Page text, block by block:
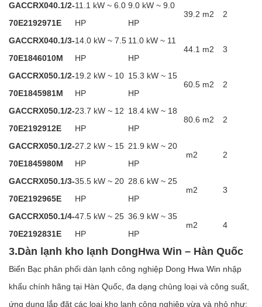
GACCRX040.1/2-
70E2192971E
11.1 kW ~ 6.0
HP
9.0 kW ~ 9.0
HP
39.2 m2 2
GACCRX040.1/3-
70E1846010M
14.0 kW ~ 7.5
HP
11.0 kW ~ 11
HP
44.1 m2 3
GACCRX050.1/2-
70E1845981M
19.2 kW ~ 10
HP
15.3 kW ~ 15
HP
60.5 m2 2
GACCRX050.1/2-
70E2192912E
23.7 kW ~ 12
HP
18.4 kW ~ 18
HP
80.6 m2 2
GACCRX050.1/2-
70E1845980M
27.2 kW ~ 15
HP
21.9 kW ~ 20
HP
m2 2
GACCRX050.1/3-
70E2192965E
35.5 kW ~ 20
HP
28.6 kW ~ 25
HP
m2 3
GACCRX050.1/4-
70E2192831E
47.5 kW ~ 25
HP
36.9 kW ~ 35
HP
m2 4
3.Dàn lạnh kho lạnh DongHwa Win – Hàn Quốc
Biển Bạc phân phối dàn lạnh công nghiệp Dong Hwa Win nhập
khẩu chính hãng tại Hàn Quốc, đa dạng chủng loại và công suất,
ứng dụng lắp đặt các loại kho lạnh công nghiệp vừa và nhỏ như: